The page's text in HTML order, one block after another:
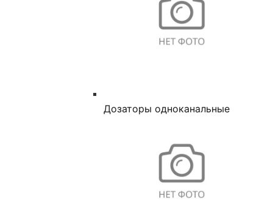
Дозаторы одноканальные